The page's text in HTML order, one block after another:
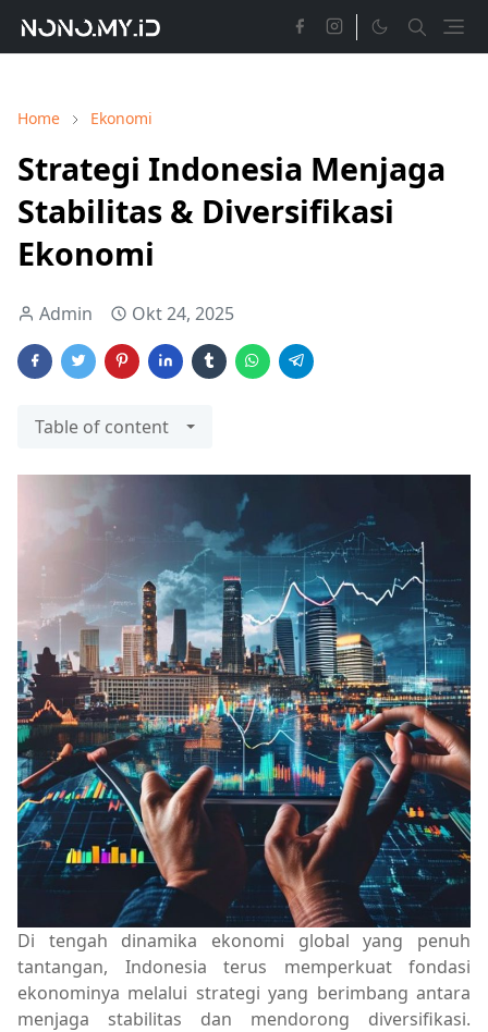
Home Ekonomi
Strategi Indonesia Menjaga
Stabilitas & Diversifikasi
Ekonomi
Admin Okt 24, 2025
Table of content
Di tengah dinamika ekonomi global yang penuh
tantangan, Indonesia terus memperkuat fondasi
ekonominya melalui strategi yang berimbang antara
menjaga stabilitas dan mendorong diversifikasi.